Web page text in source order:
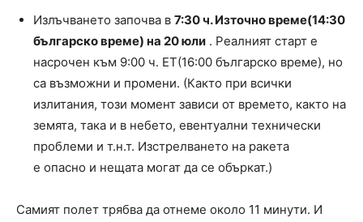
Излъчването започва в 7:30 ч. Източно време(14:30
българско време) на 20 юли . Реалният старт е
насрочен към 9:00 ч. ET(16:00 българско време), но
са възможни и промени. (Както при всички
излитания, този момент зависи от времето, както на
земята, така и в небето, евентуални технически
проблеми и т.н.т. Изстрелването на ракета
е опасно и нещата могат да се объркат.)
Самият полет трябва да отнеме около 11 минути. И